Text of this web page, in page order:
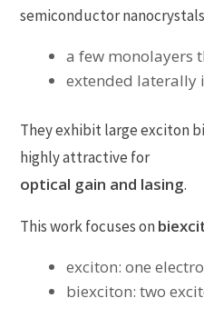
semiconductor
a few monolayers
extended laterally
They exhibit large exciton
highly attractive for
optical gain and lasing.
This work focuses on
exciton: one
biexciton: two